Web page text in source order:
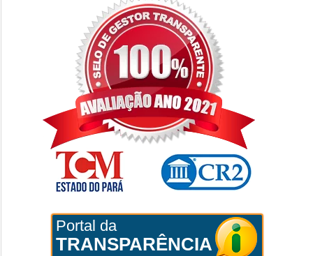
Portal da
TRANSPARÊNCIA